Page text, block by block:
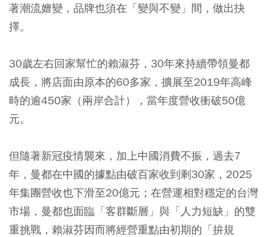
著潮流嬗變，品牌也須在「變與不變」間，做出抉
擇。
30歲左右回家幫忙的賴淑芬，30年來持續帶領曼都
成長，將店面由原本的60多家，擴展至2019年高峰
時的逾450家（兩岸合計），當年度營收衝破50億
元。
但隨著新冠疫情襲來，加上中國消費不振，過去7
年，曼都在中國的據點由破百家收到剩30家，2025
年集團營收也下滑至20億元；在營運相對穩定的台灣
市場，曼都也面臨「客群斷層」與「人力短缺」的雙
重挑戰，賴淑芬因而將經營重點由初期的「拚規